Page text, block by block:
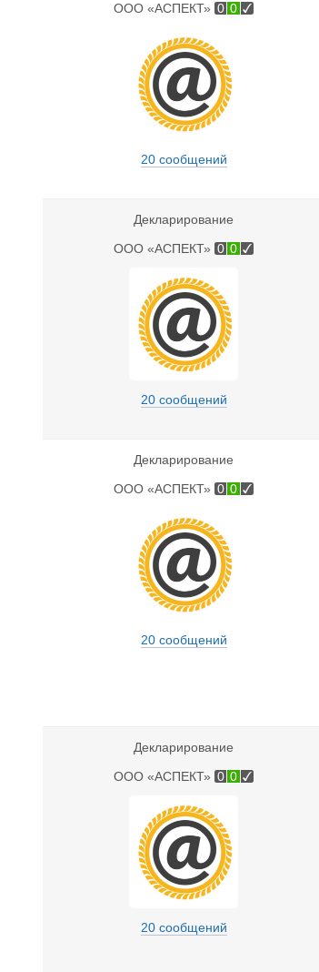
ООО «АСПЕКТ» 0 0
20 сообщений
Декларирование
ООО «АСПЕКТ» 0 0
20 сообщений
Декларирование
ООО «АСПЕКТ» 0 0
20 сообщений
Декларирование
ООО «АСПЕКТ» 0 0
20 сообщений